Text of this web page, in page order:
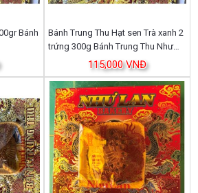
Bánh Trung Thu Hạt sen Trà xanh 2
trứng 300g Bánh Trung Thu Như
115,000 VNĐ